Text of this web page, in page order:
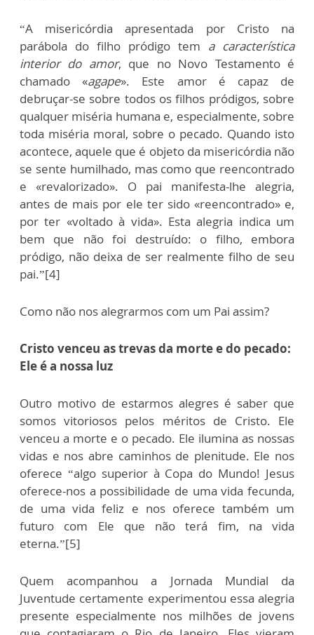
“A misericórdia apresentada por Cristo na
parábola do filho pródigo tem a característica
interior do amor, que no Novo Testamento é
chamado «agape». Este amor é capaz de
debruçar-se sobre todos os filhos pródigos, sobre
qualquer miséria humana e, especialmente, sobre
toda miséria moral, sobre o pecado. Quando isto
acontece, aquele que é objeto da misericórdia não
se sente humilhado, mas como que reencontrado
e «revalorizado». O pai manifesta-lhe alegria,
antes de mais por ele ter sido «reencontrado» e,
por ter «voltado à vida». Esta alegria indica um
bem que não foi destruído: o filho, embora
pródigo, não deixa de ser realmente filho de seu
pai.”[4]
Como não nos alegrarmos com um Pai assim?
Cristo venceu as trevas da morte e do pecado:
Ele é a nossa luz
Outro motivo de estarmos alegres é saber que
somos vitoriosos pelos méritos de Cristo. Ele
venceu a morte e o pecado. Ele ilumina as nossas
vidas e nos abre caminhos de plenitude. Ele nos
oferece “algo superior à Copa do Mundo! Jesus
oferece-nos a possibilidade de uma vida fecunda,
de uma vida feliz e nos oferece também um
futuro com Ele que não terá fim, na vida
eterna.”[5]
Quem acompanhou a Jornada Mundial da
Juventude certamente experimentou essa alegria
presente especialmente nos milhões de jovens